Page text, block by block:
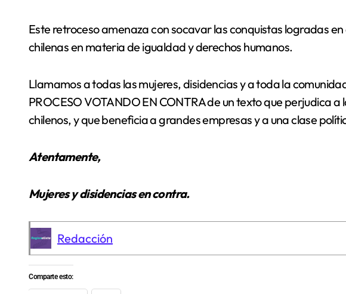
Este retroceso amenaza con socavar las conquistas logradas
chilenas en materia de igualdad y derechos humanos.
Llamamos a todas las mujeres, disidencias y a toda la
PROCESO VOTANDO EN CONTRA de un texto que perjudica
chilenos, y que beneficia a grandes empresas y a una clase
Atentamente,
Mujeres y disidencias en contra.
Redacción
Comparte esto: